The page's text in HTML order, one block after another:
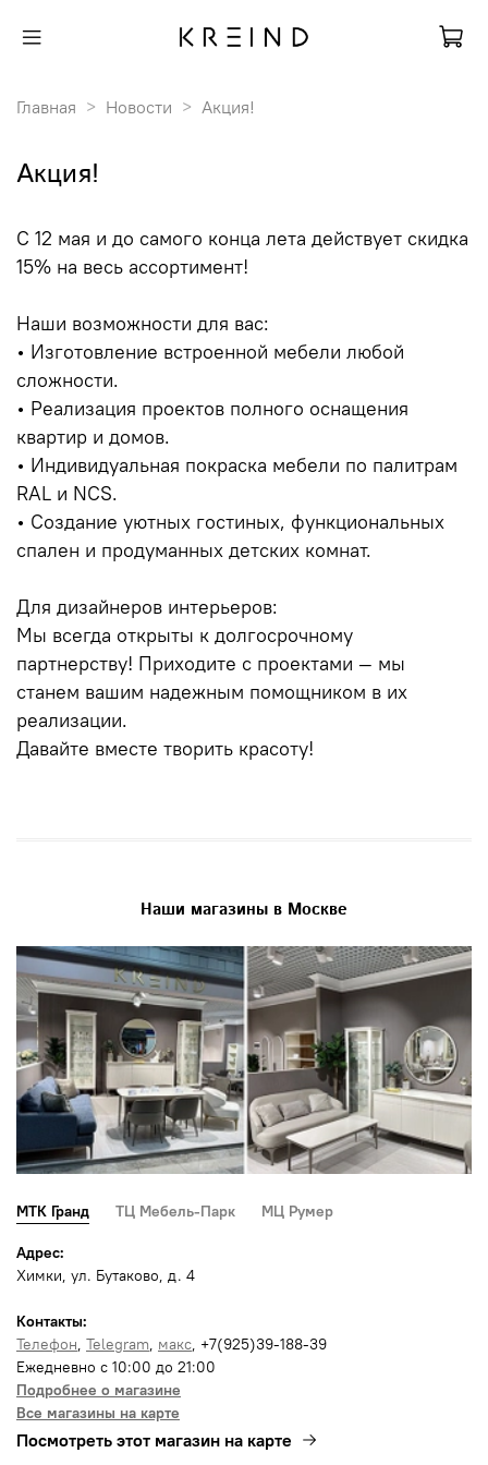
Главная Новости Акция!
Акция!
С 12 мая и до самого конца лета действует скидка
15% на весь ассортимент!
Наши возможности для вас:
• Изготовление встроенной мебели любой
сложности.
• Реализация проектов полного оснащения
квартир и домов.
• Индивидуальная покраска мебели по палитрам
RAL и NCS.
• Создание уютных гостиных, функциональных
спален и продуманных детских комнат.
Для дизайнеров интерьеров:
Мы всегда открыты к долгосрочному
партнерству! Приходите с проектами — мы
станем вашим надежным помощником в их
реализации.
Давайте вместе творить красоту!
Наши магазины в Москве
МТК Гранд ТЦ Мебель-Парк МЦ Румер
Адрес:
Химки, ул. Бутаково, д. 4
Контакты:
Телефон Telegram макс , +7(925)39-188-39
Ежедневно с 10:00 до 21:00
Подробнее о магазине
Все магазины на карте
Посмотреть этот магазин на карте